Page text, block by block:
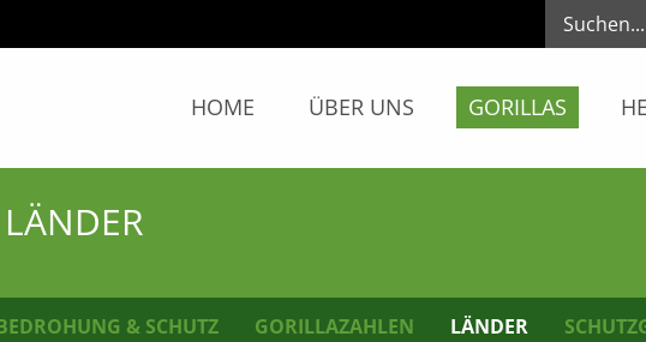
HOME ÜBER UNS GORILLAS
& SCHUTZ GORILLAZAHLEN LÄNDER